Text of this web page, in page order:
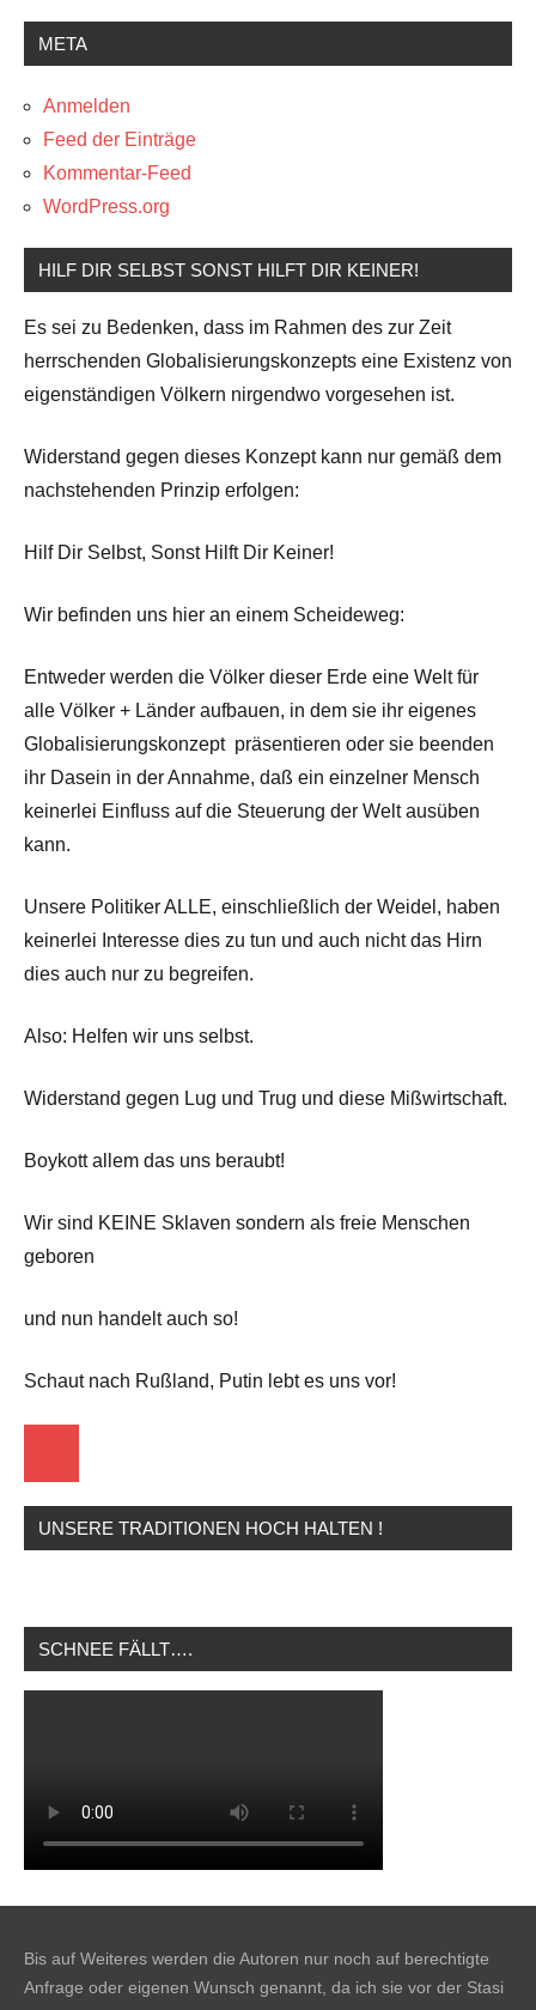
META
Anmelden
Feed der Einträge
Kommentar-Feed
WordPress.org
HILF DIR SELBST SONST HILFT DIR KEINER!
Es sei zu Bedenken, dass im Rahmen des zur Zeit
herrschenden Globalisierungskonzepts eine Existenz von
eigenständigen Völkern nirgendwo vorgesehen ist.
Widerstand gegen dieses Konzept kann nur gemäß dem
nachstehenden Prinzip erfolgen:
Hilf Dir Selbst, Sonst Hilft Dir Keiner!
Wir befinden uns hier an einem Scheideweg:
Entweder werden die Völker dieser Erde eine Welt für
alle Völker + Länder aufbauen, in dem sie ihr eigenes
Globalisierungskonzept präsentieren oder sie beenden
ihr Dasein in der Annahme, daß ein einzelner Mensch
keinerlei Einfluss auf die Steuerung der Welt ausüben
kann.
Unsere Politiker ALLE, einschließlich der Weidel, haben
keinerlei Interesse dies zu tun und auch nicht das Hirn
dies auch nur zu begreifen.
Also: Helfen wir uns selbst.
Widerstand gegen Lug und Trug und diese Mißwirtschaft.
Boykott allem das uns beraubt!
Wir sind KEINE Sklaven sondern als freie Menschen
geboren
und nun handelt auch so!
Schaut nach Rußland, Putin lebt es uns vor!
UNSERE TRADITIONEN HOCH HALTEN !
SCHNEE FÄLLT….
Bis auf Weiteres werden die Autoren nur noch auf berechtigte
Anfrage oder eigenen Wunsch genannt, da ich sie vor der Stasi